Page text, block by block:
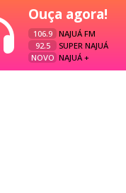
Ouça agora!
106.9
NAJUÁ FM
92.5
SUPER NAJUÁ
NOVO NAJUÁ +